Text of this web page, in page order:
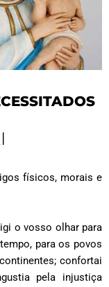
físicos, morais e
o vosso olhar para
para os povos
confortai
pela injustiça